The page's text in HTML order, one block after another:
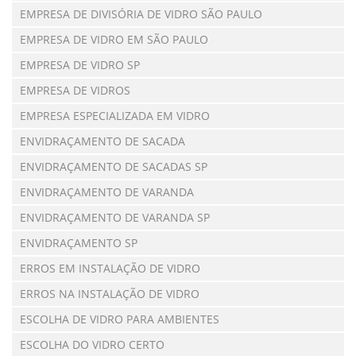
EMPRESA DE DIVISÓRIA DE VIDRO SÃO PAULO
EMPRESA DE VIDRO EM SÃO PAULO
EMPRESA DE VIDRO SP
EMPRESA DE VIDROS
EMPRESA ESPECIALIZADA EM VIDRO
ENVIDRAÇAMENTO DE SACADA
ENVIDRAÇAMENTO DE SACADAS SP
ENVIDRAÇAMENTO DE VARANDA
ENVIDRAÇAMENTO DE VARANDA SP
ENVIDRAÇAMENTO SP
ERROS EM INSTALAÇÃO DE VIDRO
ERROS NA INSTALAÇÃO DE VIDRO
ESCOLHA DE VIDRO PARA AMBIENTES
ESCOLHA DO VIDRO CERTO